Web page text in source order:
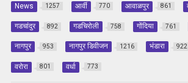
News 1257 आर्वी 770 आवाळपुर 861
गडचांदुर 892 गडचिरोली 758 गोंदिया 761
नागपुर 953 नागपुर डिवीजन 1216 भंडारा 922
वरोरा 801 वर्धा 773